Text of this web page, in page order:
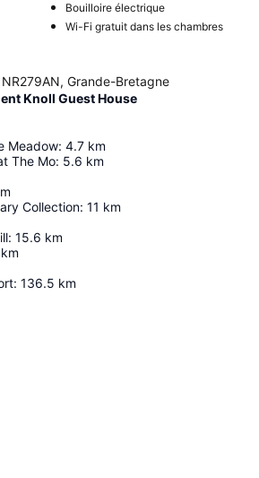
Bouilloire électrique
Wi-Fi gratuit dans les chambres
Grande-Bretagne
Knoll Guest House
Meadow: 4.7 km
The Mo: 5.6 km
Collection: 11 km
: 15.6 km
km
: 136.5 km